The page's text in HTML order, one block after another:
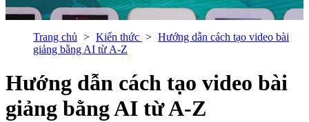
Trang chủ Kiến thức
Hướng dẫn cách tạo video bài
giảng bằng AI từ A-Z
Hướng dẫn cách tạo video bài
giảng bằng AI từ A-Z